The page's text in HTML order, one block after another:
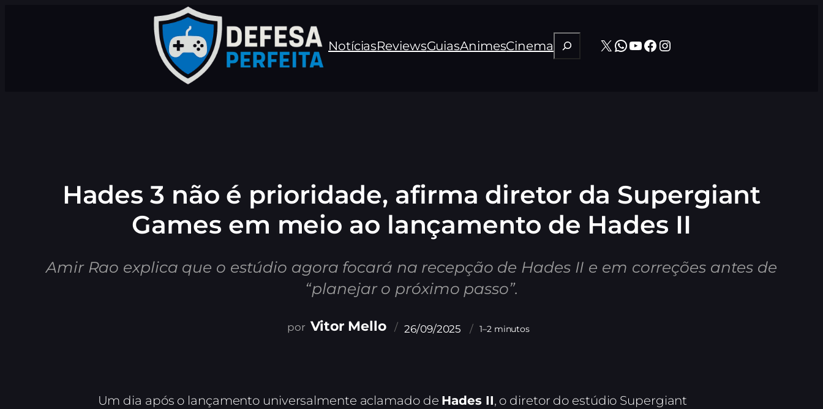
NotíciasReviewsGuiasAnimesCinema Pesquisar
X WhatsApp
Youtube
Facebook
Instagram
Hades 3 não é prioridade, afirma diretor da Supergiant
Games em meio ao lançamento de Hades II
Amir Rao explica que o estúdio agora focará na recepção de Hades II e em correções antes de
“planejar o próximo passo”.
Vitor Mello 26/09/2025 1–2 minutos
Um dia após o lançamento universalmente aclamado de Hades II, o diretor do estúdio Supergiant